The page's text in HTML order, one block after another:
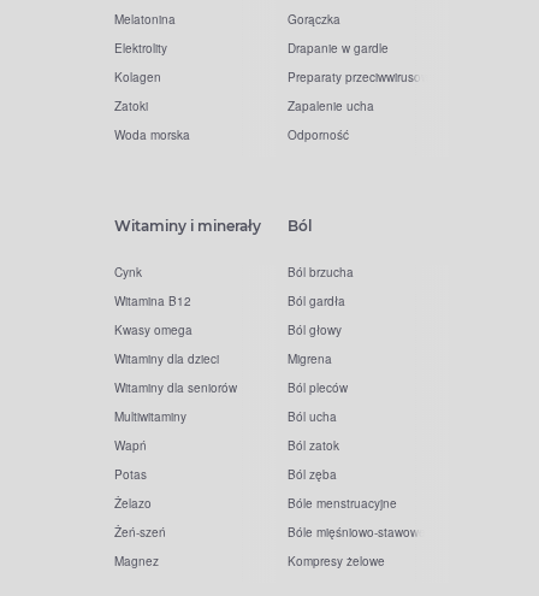
Melatonina
Elektrolity
Kolagen
Zatoki
Woda morska
Gorączka
Drapanie w gardle
Preparaty przeciwwirusowe
Zapalenie ucha
Odporność
Witaminy i minerały
Cynk
Witamina B12
Kwasy omega
Witaminy dla dzieci
Witaminy dla seniorów
Multiwitaminy
Wapń
Potas
Żelazo
Żeń-szeń
Magnez
Ból
Ból brzucha
Ból gardła
Ból głowy
Migrena
Ból pleców
Ból ucha
Ból zatok
Ból zęba
Bóle menstruacyjne
Bóle mięśniowo-stawowe
Kompresy żelowe